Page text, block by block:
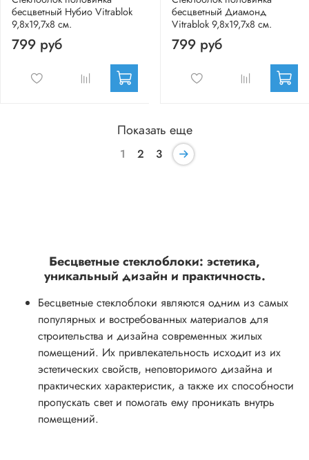
бесцветный Нубио Vitrablok
9,8x19,7x8 см.
799 руб
бесцветный Диамонд
Vitrablok 9,8x19,7x8 см.
799 руб
Показать еще
1 2 3
Бесцветные стеклоблоки: эстетика,
уникальный дизайн и практичность.
Бесцветные стеклоблоки являются одним из самых
популярных и востребованных материалов для
строительства и дизайна современных жилых
помещений. Их привлекательность исходит из их
эстетических свойств, неповторимого дизайна и
практических характеристик, а также их способности
пропускать свет и помогать ему проникать внутрь
помещений.